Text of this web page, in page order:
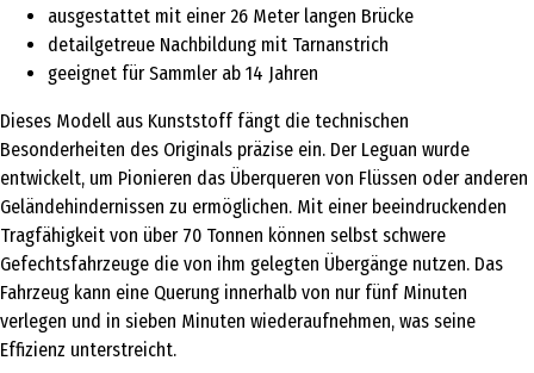
ausgestattet mit einer 26 Meter langen Brücke
detailgetreue Nachbildung mit Tarnanstrich
geeignet für Sammler ab 14 Jahren
Dieses Modell aus Kunststoff fängt die technischen
Besonderheiten des Originals präzise ein. Der Leguan wurde
entwickelt, um Pionieren das Überqueren von Flüssen oder anderen
Geländehindernissen zu ermöglichen. Mit einer beeindruckenden
Tragfähigkeit von über 70 Tonnen können selbst schwere
Gefechtsfahrzeuge die von ihm gelegten Übergänge nutzen. Das
Fahrzeug kann eine Querung innerhalb von nur fünf Minuten
verlegen und in sieben Minuten wiederaufnehmen, was seine
Effizienz unterstreicht.